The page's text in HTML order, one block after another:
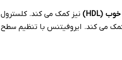
خوب (HDL)
نیز کمک می کند. کلسترول
می کند. ایروفیتنس با تنظیم سطح